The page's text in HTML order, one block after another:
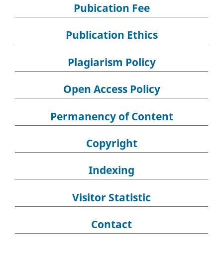
Pubication Fee
Publication Ethics
Plagiarism Policy
Open Access Policy
Permanency of Content
Copyright
Indexing
Visitor Statistic
Contact